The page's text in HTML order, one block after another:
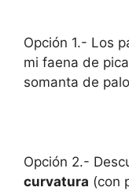
Opción 1.- Los
mi faena de
somanta de
Opción 2.-
curvatura (con